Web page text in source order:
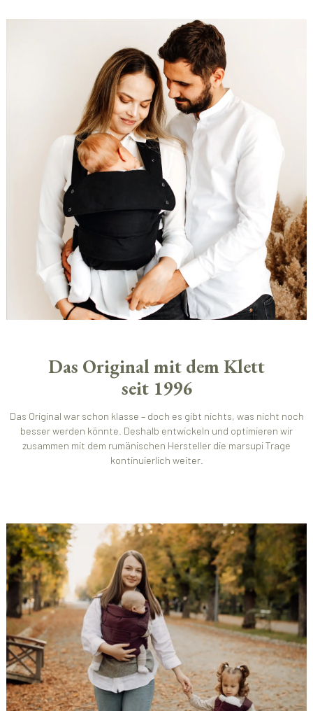
Das Original mit dem Klett
seit 1996
Das Original war schon klasse – doch es gibt nichts, was nicht noch
besser werden könnte. Deshalb entwickeln und optimieren wir
zusammen mit dem rumänischen Hersteller die marsupi Trage
kontinuierlich weiter.